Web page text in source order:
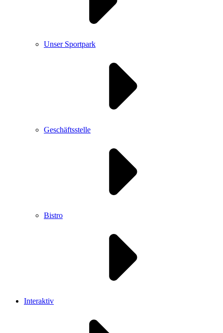
Unser Sportpark
Geschäftsstelle
Bistro
Interaktiv